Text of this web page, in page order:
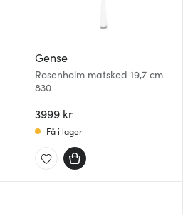
Gense
Rosenholm matsked 19,7 cm
830
3999 kr
Få i lager